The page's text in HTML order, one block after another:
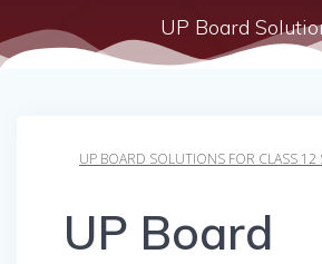
UP Board
UP BOARD SOLUTIONS FOR CLASS 12
UP Board